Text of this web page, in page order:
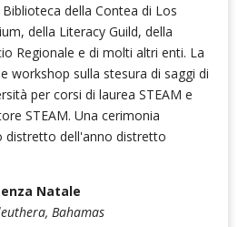
della Contea di Los
della Literacy Guild, della
Regionale e di molti altri enti. La
workshop sulla stesura di saggi di
per corsi di laurea STEAM e
STEAM. Una cerimonia
distretto dell'anno distretto
Natale
Bahamas